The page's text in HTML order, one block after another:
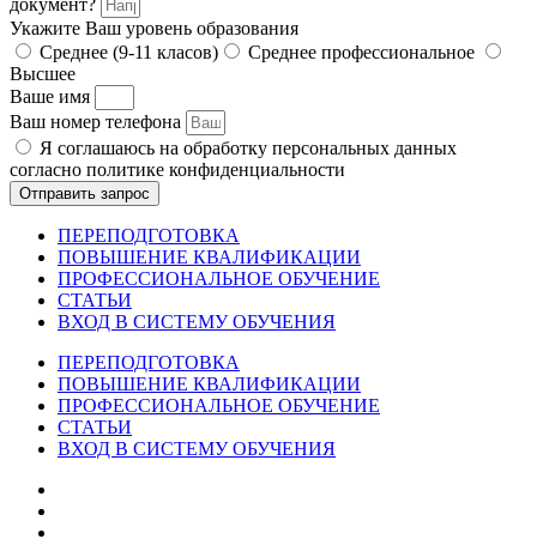
Укажите Ваш уровень образования
Среднее (9-11 класов)
Среднее профессиональное
Высшее
Ваше имя
Ваш номер телефона
Я соглашаюсь на обработку персональных данных
согласно политике конфиденциальности
Отправить запрос
ПЕРЕПОДГОТОВКА
ПОВЫШЕНИЕ КВАЛИФИКАЦИИ
ПРОФЕССИОНАЛЬНОЕ ОБУЧЕНИЕ
СТАТЬИ
ВХОД В СИСТЕМУ ОБУЧЕНИЯ
ПЕРЕПОДГОТОВКА
ПОВЫШЕНИЕ КВАЛИФИКАЦИИ
ПРОФЕССИОНАЛЬНОЕ ОБУЧЕНИЕ
СТАТЬИ
ВХОД В СИСТЕМУ ОБУЧЕНИЯ